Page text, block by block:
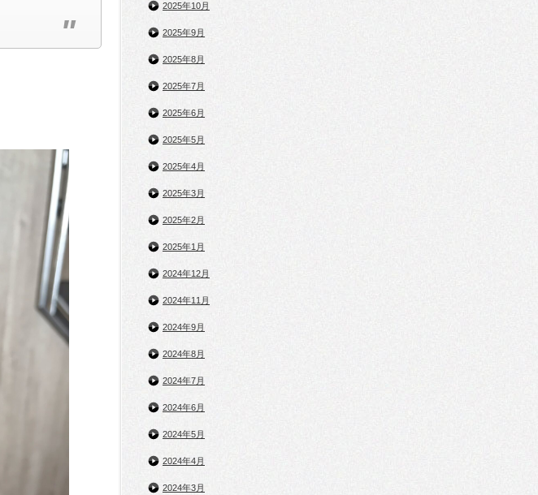
2025年10月
2025年9月
2025年8月
2025年7月
2025年6月
2025年5月
2025年4月
2025年3月
2025年2月
2025年1月
2024年12月
2024年11月
2024年9月
2024年8月
2024年7月
2024年6月
2024年5月
2024年4月
2024年3月